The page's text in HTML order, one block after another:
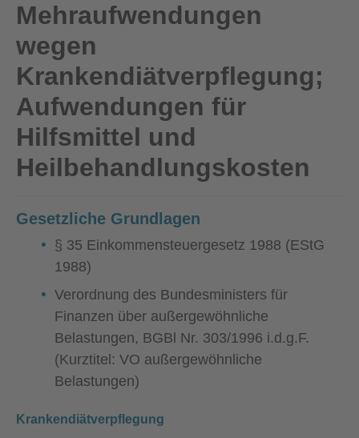
Mehraufwendungen
wegen
Krankendiätverpflegung;
Aufwendungen für
Hilfsmittel und
Heilbehandlungskosten
Gesetzliche Grundlagen
§ 35 Einkommensteuergesetz 1988 (EStG
1988)
Verordnung des Bundesministers für
Finanzen über außergewöhnliche
Belastungen, BGBl Nr. 303/1996 i.d.g.F.
(Kurztitel: VO außergewöhnliche
Belastungen)
Krankendiätverpflegung